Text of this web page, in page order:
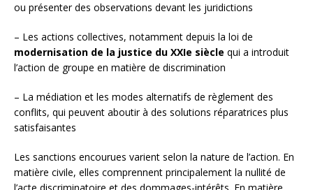
ou présenter des observations devant les juridictions
– Les actions collectives, notamment depuis la loi de
modernisation de la justice du XXIe siècle qui a introduit
l’action de groupe en matière de discrimination
– La médiation et les modes alternatifs de règlement des
conflits, qui peuvent aboutir à des solutions réparatrices plus
satisfaisantes
Les sanctions encourues varient selon la nature de l’action. En
matière civile, elles comprennent principalement la nullité de